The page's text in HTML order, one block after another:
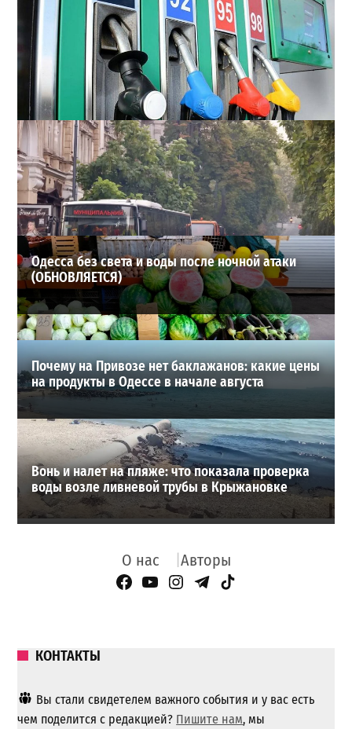
Неприятный сюрприз для водителей Одессы: на АЗС
снова взлетели цены
2
28-07-2026 в 06:47
ВИБОР РЕДАКЦИИ
Одесса без света и воды после ночной атаки
(ОБНОВЛЯЕТСЯ)
Почему на Привозе нет баклажанов: какие цены
на продукты в Одессе в начале августа
Вонь и налет на пляже: что показала проверка
воды возле ливневой трубы в Крыжановке
О нас Авторы
Facebook Page
YouTube
Instagram
Telegram
TikTok
КОНТАКТЫ
Вы стали свидетелем важного события и у вас есть
чем поделится с редакцией? Пишите нам, мы